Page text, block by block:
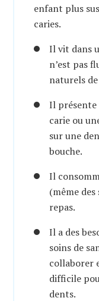
enfant plus
caries.
Il vit dans
n’est pas
naturels de
Il présente
carie ou
sur une
bouche.
Il
(même
repas.
Il a des
soins de
collaborer
difficile
dents.